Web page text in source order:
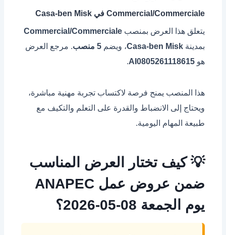
Commercial/Commerciale في Casa-ben Misk
يتعلق هذا العرض بمنصب Commercial/Commerciale
بمدينة Casa-ben Misk، ويضم 5 منصب
. مرجع العرض
هو AI0805261118615
.
هذا المنصب يمنح فرصة لاكتساب تجربة مهنية مباشرة،
ويحتاج إلى الانضباط والقدرة على التعلم والتكيف مع
طبيعة المهام اليومية.
💡 كيف تختار العرض المناسب
ضمن عروض عمل ANAPEC
يوم الجمعة 08-05-2026؟